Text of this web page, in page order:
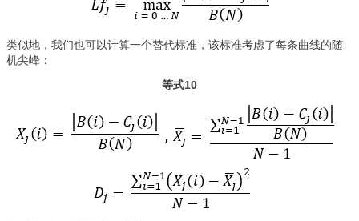
类似地，我们也可以计算一个替代标准，该标准考虑了每条曲线的随
机尖峰：
等式10